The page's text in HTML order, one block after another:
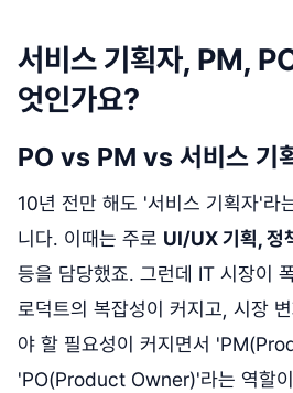
서비스 기획자, PM,
엇인가요?
PO vs PM vs 서비스 기
10년 전만 해도 '서비스 기획자'라
니다. 이때는 주로 UI/UX 기획, 정
등을 담당했죠. 그런데 IT 시장이
로덕트의 복잡성이 커지고, 시장
야 할 필요성이 커지면서
'PO(Product Owner)'라는 역할이